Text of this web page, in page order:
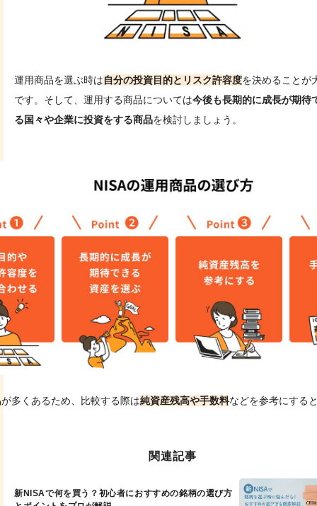
運用商品を選ぶ時は自分の投資目的とリスク許容度を決めることが
です。そして、運用する商品については今後も長期的に成長が期待
る国々や企業に投資をする商品を検討しましょう。
多くあるため、比較する際は純資産残高や手数料などを参考にする
関連記事
新NISAで何を買う？初心者におすすめの銘柄の選び方